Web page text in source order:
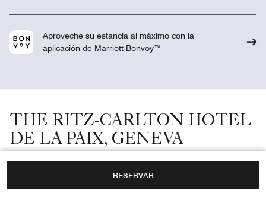
RESERVAR
Aproveche su estancia al máximo con la
aplicación de Marriott Bonvoy™
THE RITZ-CARLTON HOTEL
DE LA PAIX, GENEVA
Información general Reuniones y bodas